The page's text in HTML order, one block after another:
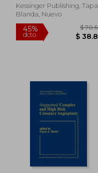
Gangrene
Pulmonaire (1897)
Kessinger Publishing, Tapa
Blanda, Nuevo